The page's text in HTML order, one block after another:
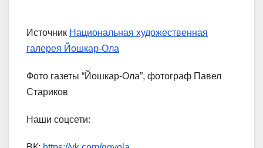
Источник Национальная художественная
галерея Йошкар-Ола
Фото газеты “Йошкар-Ола”, фотограф Павел
Стариков
Наши соцсети: